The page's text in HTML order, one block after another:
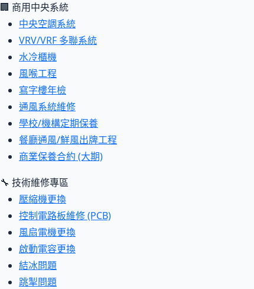
🏢 商用中央系統
中央空調系統
VRV/VRF 多聯系統
水冷櫃機
風喉工程
寫字樓年檢
通風系統維修
學校/機構定期保養
餐廳通風/鮮風出牌工程
商業保養合約 (大期)
🔧 技術維修專區
壓縮機更換
控制電路板維修 (PCB)
風扇電機更換
啟動電容更換
結冰問題
跳掣問題